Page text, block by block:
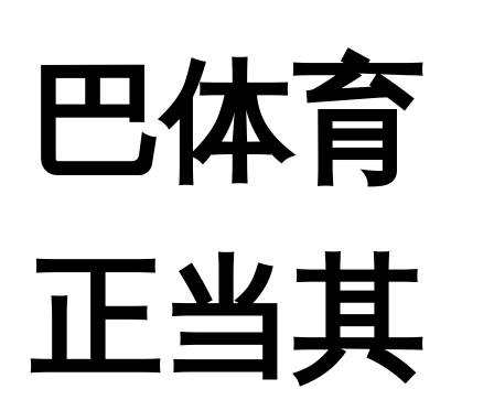
巴体育
正当其